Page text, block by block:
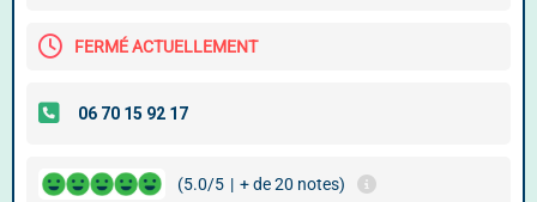
FERMÉ ACTUELLEMENT
(5.0/5 | + de 20 notes)